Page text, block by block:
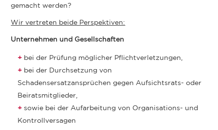
gemacht werden?
Wir vertreten beide Perspektiven:
Unternehmen und Gesellschaften
bei der Prüfung möglicher Pflichtverletzungen,
bei der Durchsetzung von
Schadensersatzansprüchen gegen Aufsichtsrats- oder
Beiratsmitglieder,
sowie bei der Aufarbeitung von Organisations- und
Kontrollversagen